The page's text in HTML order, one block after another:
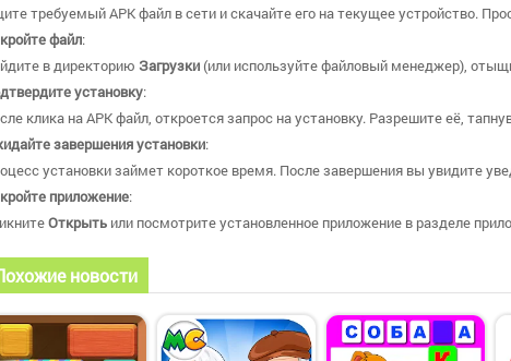
требуемый APK файл в сети и скачайте его на текущее устройство.
файл:
в директорию Загрузки (или используйте файловый менеджер),
установку:
клика на APK файл, откроется запрос на установку. Разрешите её,
завершения установки:
установки займет короткое время. После завершения вы увидите
приложение:
Открыть или посмотрите установленное приложение в разделе
новости